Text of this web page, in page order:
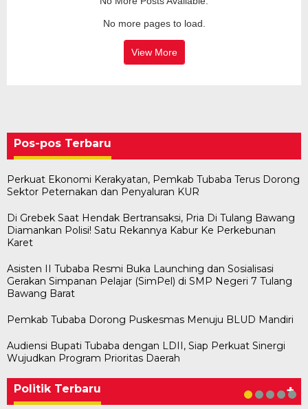
No more pages to load.
View More
Pos-pos Terbaru
Perkuat Ekonomi Kerakyatan, Pemkab Tubaba Terus Dorong
Sektor Peternakan dan Penyaluran KUR
Di Grebek Saat Hendak Bertransaksi, Pria Di Tulang Bawang
Diamankan Polisi! Satu Rekannya Kabur Ke Perkebunan
Karet
Asisten II Tubaba Resmi Buka Launching dan Sosialisasi
Gerakan Simpanan Pelajar (SimPel) di SMP Negeri 7 Tulang
Bawang Barat
Pemkab Tubaba Dorong Puskesmas Menuju BLUD Mandiri
Audiensi Bupati Tubaba dengan LDII, Siap Perkuat Sinergi
Wujudkan Program Prioritas Daerah
Politik Terbaru +
Bawaslu Tegaskan Sikap Siap Bersinergi
Di KABAR AKTUAL, POLITIK
Usai Musda, DPD Golkar Tulang Bawang Gelar
Di POLITIK | 11 Mei 2026
M. Aris Pratama Hanan Resmi ‘Nakhodai’ DPD II
Di POLITIK | 1 Mei 2026
Herman HN Lantik Budi Yohanda sebagai
Di POLITIK | 29 Januari 2026
Bupati Tubaba Hadiri Pelantikan Pengurus DPD
Di POLITIK | 28 Januari 2026